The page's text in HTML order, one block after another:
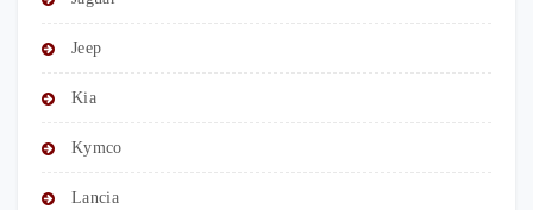
Jeep
Kia
Kymco
Lancia